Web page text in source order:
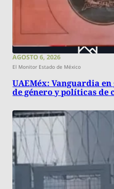
AGOSTO 6, 2026
El Monitor Estado de México
UAEMéx: Vanguardia
de género y políticas de